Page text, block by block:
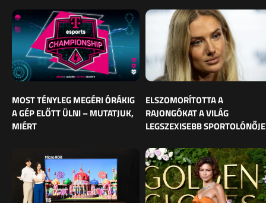
MOST TÉNYLEG MEGÉRI ÓRÁKIG
A GÉP ELŐTT ÜLNI – MUTATJUK,
MIÉRT
ELSZOMORÍTOTTA A
RAJONGÓKAT A VILÁG
LEGSZEXISEBB SPORTOLÓNŐJE